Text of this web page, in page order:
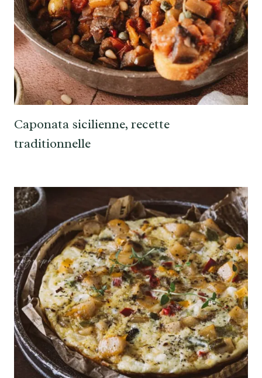
Caponata sicilienne, recette
traditionnelle